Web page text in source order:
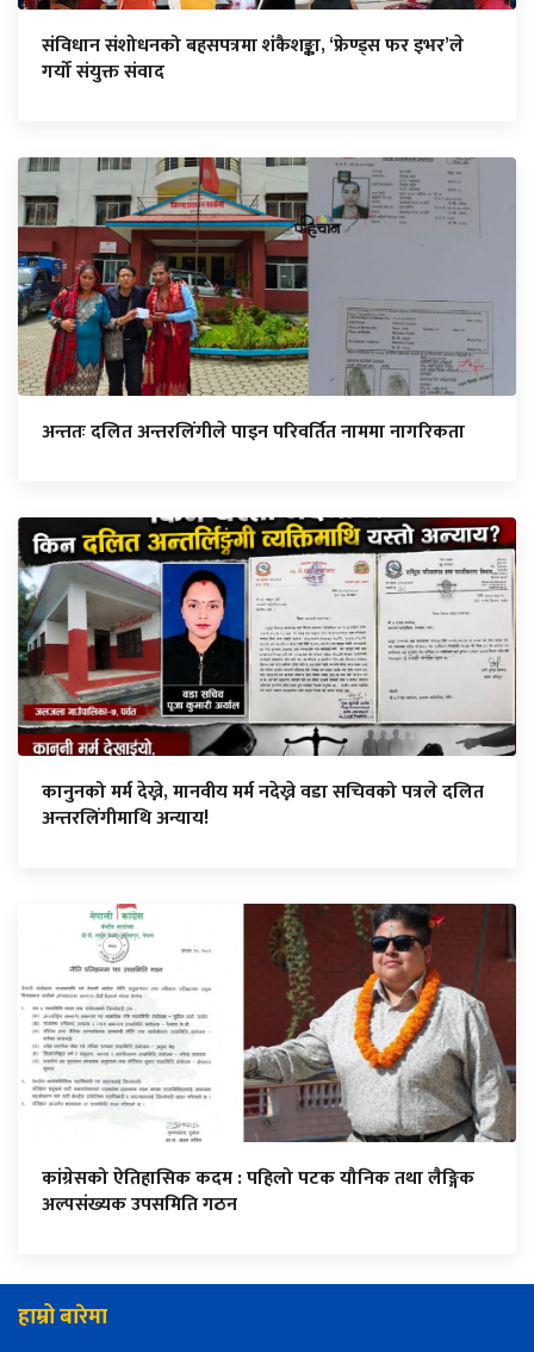
संविधान संशोधनको बहसपत्रमा शंकैशङ्का, ‘फ्रेण्ड्स फर इभर’ले
गर्यो संयुक्त संवाद
अन्ततः दलित अन्तरलिंगीले पाइन परिवर्तित नाममा नागरिकता
कानुनको मर्म देख्ने, मानवीय मर्म नदेख्ने वडा सचिवको पत्रले दलित
अन्तरलिंगीमाथि अन्याय!
कांग्रेसको ऐतिहासिक कदम : पहिलो पटक यौनिक तथा लैङ्गिक
अल्पसंख्यक उपसमिति गठन
हाम्रो बारेमा